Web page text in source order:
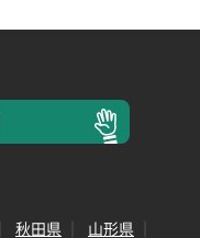
秋田県
山形県